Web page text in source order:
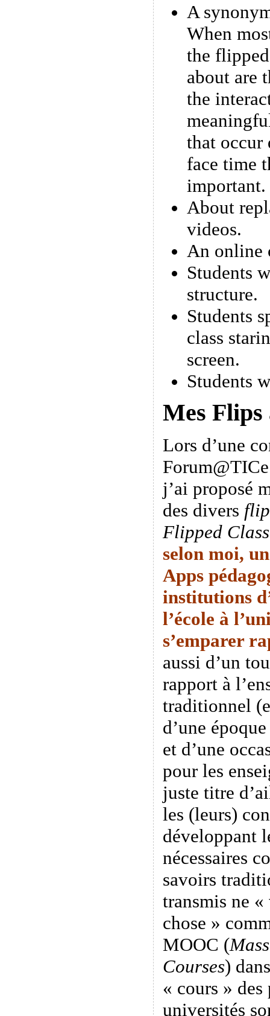
A
When
the
about are
the
that occur
face time
important.
About
videos.
An online
Students
structure.
Students
class
screen.
Students
Mes Flips
Lors d’une
j’ai proposé
des divers
Flipped
selon moi,
Apps
institutions
l’école à
s’emparer
aussi d’un
rapport à
traditionnel
d’une
et d’une
pour les
juste titre
les (leurs)
développant
nécessaires
savoirs
transmis ne
chose »
MOOC (
Courses)
« cours » des
universités